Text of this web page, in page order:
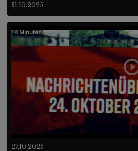
31.10.2025
27.10.2025
4 Minuten